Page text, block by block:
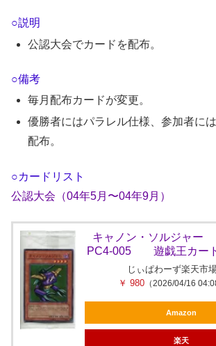
○説明
公認大会でカードを配布。
○備考
毎月配布カードが変更。
優勝者にはパラレル仕様、参加者に
配布。
○カードリスト
公認大会（04年5月〜04年9月）
キャノン・ソルジャ
PC4-005 遊戯王カード
じぃぱわーず楽天市
￥ 980 （2026/04/16
Amazon
楽天